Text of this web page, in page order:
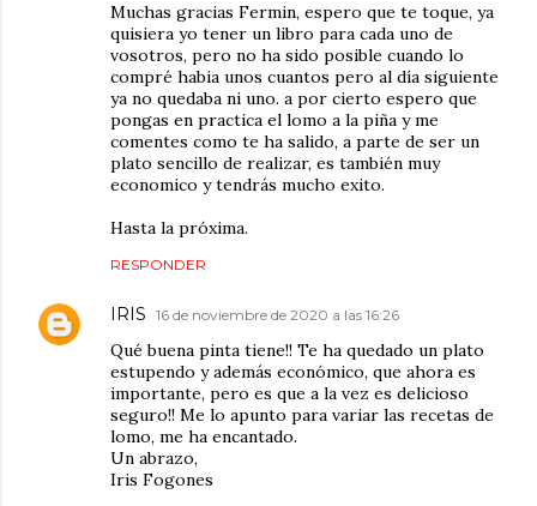
Muchas gracias Fermin, espero que te toque, ya
quisiera yo tener un libro para cada uno de
vosotros, pero no ha sido posible cuando lo
compré habia unos cuantos pero al día siguiente
ya no quedaba ni uno. a por cierto espero que
pongas en practica el lomo a la piña y me
comentes como te ha salido, a parte de ser un
plato sencillo de realizar, es también muy
economico y tendrás mucho exito.
Hasta la próxima.
RESPONDER
IRIS 16 de noviembre de 2020 a las 16:26
Qué buena pinta tiene!! Te ha quedado un plato
estupendo y además económico, que ahora es
importante, pero es que a la vez es delicioso
seguro!! Me lo apunto para variar las recetas de
lomo, me ha encantado.
Un abrazo,
Iris Fogones